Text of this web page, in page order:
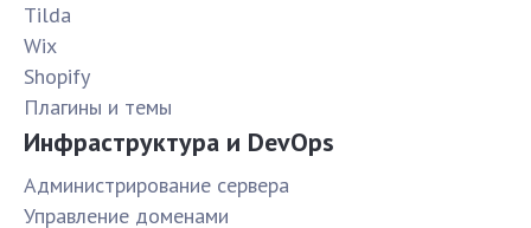
Tilda
Wix
Shopify
Плагины и темы
Инфраструктура и DevOps
Администрирование сервера
Управление доменами